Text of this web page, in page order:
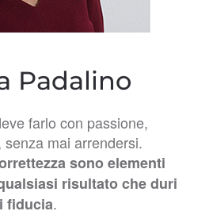
Padalino
farlo con passione,
mai arrendersi.
sono elementi
risultato che duri
fiducia.